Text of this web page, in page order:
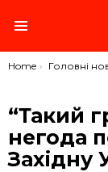
You are here:
Home Головні
“Такий
негода
Західну